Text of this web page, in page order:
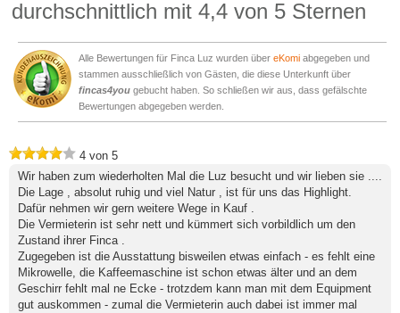
durchschnittlich mit 4,4 von 5 Sternen
Alle Bewertungen für Finca Luz wurden über eKomi abgegeben und
stammen ausschließlich von Gästen, die diese Unterkunft über
fincas4you gebucht haben. So schließen wir aus, dass gefälschte
Bewertungen abgegeben werden.
4 von 5
Wir haben zum wiederholten Mal die Luz besucht und wir lieben sie ....
Die Lage , absolut ruhig und viel Natur , ist für uns das Highlight.
Dafür nehmen wir gern weitere Wege in Kauf .
Die Vermieterin ist sehr nett und kümmert sich vorbildlich um den
Zustand ihrer Finca .
Zugegeben ist die Ausstattung bisweilen etwas einfach - es fehlt eine
Mikrowelle, die Kaffeemaschine ist schon etwas älter und an dem
Geschirr fehlt mal ne Ecke - trotzdem kann man mit dem Equipment
gut auskommen - zumal die Vermieterin auch dabei ist immer mal